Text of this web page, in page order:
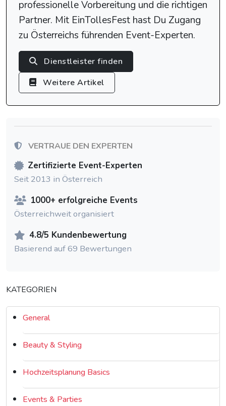
professionelle Vorbereitung und die richtigen
Partner. Mit EinTollesFest hast Du Zugang
zu Österreichs führenden Event-Experten.
Dienstleister finden
Weitere Artikel
VERTRAUE DEN EXPERTEN
Zertifizierte Event-Experten
Seit 2013 in Österreich
1000+ erfolgreiche Events
Österreichweit organisiert
4.8/5 Kundenbewertung
Basierend auf 69 Bewertungen
KATEGORIEN
General
Beauty & Styling
Hochzeitsplanung Basics
Events & Parties